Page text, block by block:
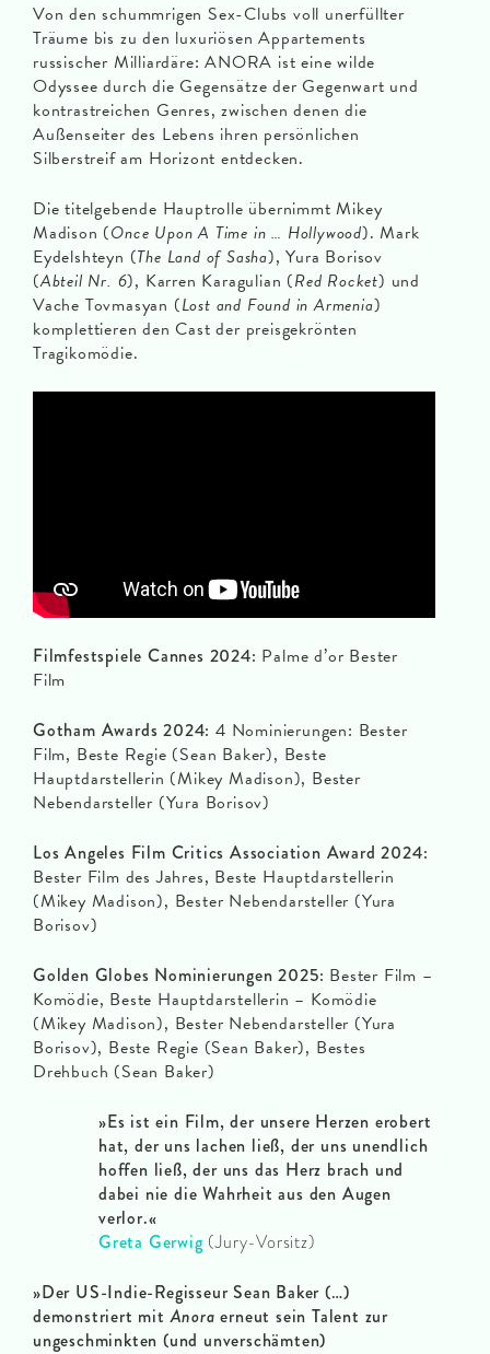
Von den schummrigen Sex-Clubs voll unerfüllter
Träume bis zu den luxuriösen Appartements
russischer Milliardäre: ANORA ist eine wilde
Odyssee durch die Gegensätze der Gegenwart und
kontrastreichen Genres, zwischen denen die
Außenseiter des Lebens ihren persönlichen
Silberstreif am Horizont entdecken.
Die titelgebende Hauptrolle übernimmt Mikey
Madison (Once Upon A Time in … Hollywood). Mark
Eydelshteyn (The Land of Sasha), Yura Borisov
(Abteil Nr. 6), Karren Karagulian (Red Rocket) und
Vache Tovmasyan (Lost and Found in Armenia)
komplettieren den Cast der preisgekrönten
Tragikomödie.
Filmfestspiele Cannes 2024: Palme d’or Bester
Film
Gotham Awards 2024: 4 Nominierungen: Bester
Film, Beste Regie (Sean Baker), Beste
Hauptdarstellerin (Mikey Madison), Bester
Nebendarsteller (Yura Borisov)
Los Angeles Film Critics Association Award 2024:
Bester Film des Jahres, Beste Hauptdarstellerin
(Mikey Madison), Bester Nebendarsteller (Yura
Borisov)
Golden Globes Nominierungen 2025: Bester Film –
Komödie, Beste Hauptdarstellerin – Komödie
(Mikey Madison), Bester Nebendarsteller (Yura
Borisov), Beste Regie (Sean Baker), Bestes
Drehbuch (Sean Baker)
»Es ist ein Film, der unsere Herzen erobert
hat, der uns lachen ließ, der uns unendlich
hoffen ließ, der uns das Herz brach und
dabei nie die Wahrheit aus den Augen
verlor.«
Greta Gerwig (Jury-Vorsitz)
»Der US-Indie-Regisseur Sean Baker (…)
demonstriert mitAnora erneut sein Talent zur
ungeschminkten (und unverschämten)